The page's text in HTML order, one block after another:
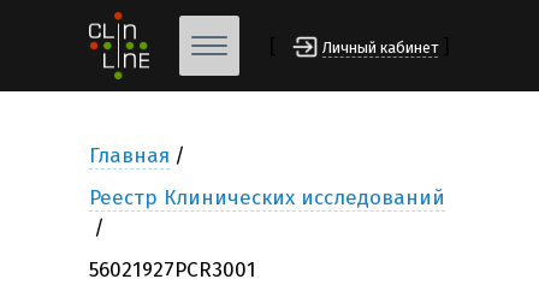
Личный кабинет
Главная
Реестр Клинических исследований
56021927PCR3001